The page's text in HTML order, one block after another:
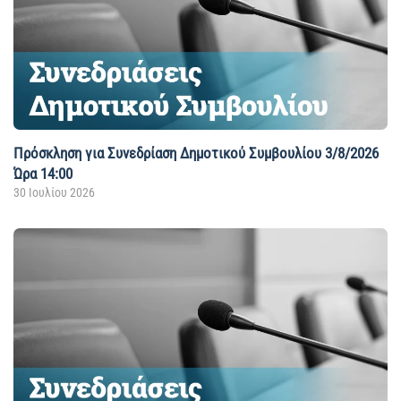
Πρόσκληση για Συνεδρίαση Δημοτικού Συμβουλίου 3/8/2026
Ώρα 14:00
30 Ιουλίου 2026